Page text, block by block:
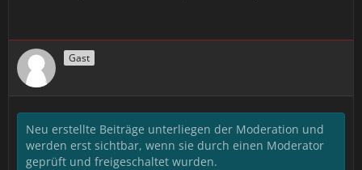
Gast
Neu erstellte Beiträge unterliegen der Moderation und
werden erst sichtbar, wenn sie durch einen Moderator
geprüft und freigeschaltet wurden.